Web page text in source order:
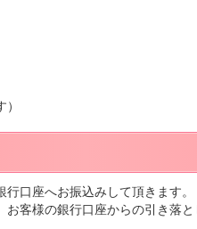
）
口座へお振込みして頂きます。
客様の銀行口座からの引き落